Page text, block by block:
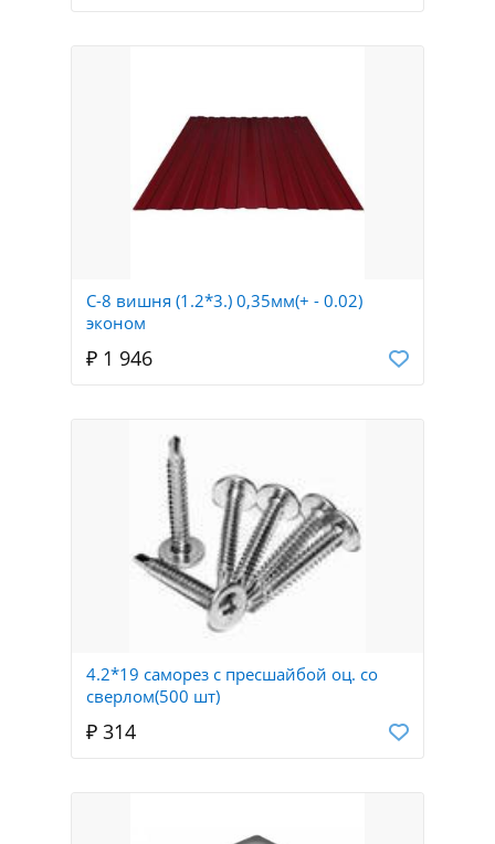
С-8 вишня (1.2*3.) 0,35мм(+ - 0.02)
эконом
₽ 1 946
4.2*19 саморез с пресшайбой оц. со
сверлом(500 шт)
₽ 314